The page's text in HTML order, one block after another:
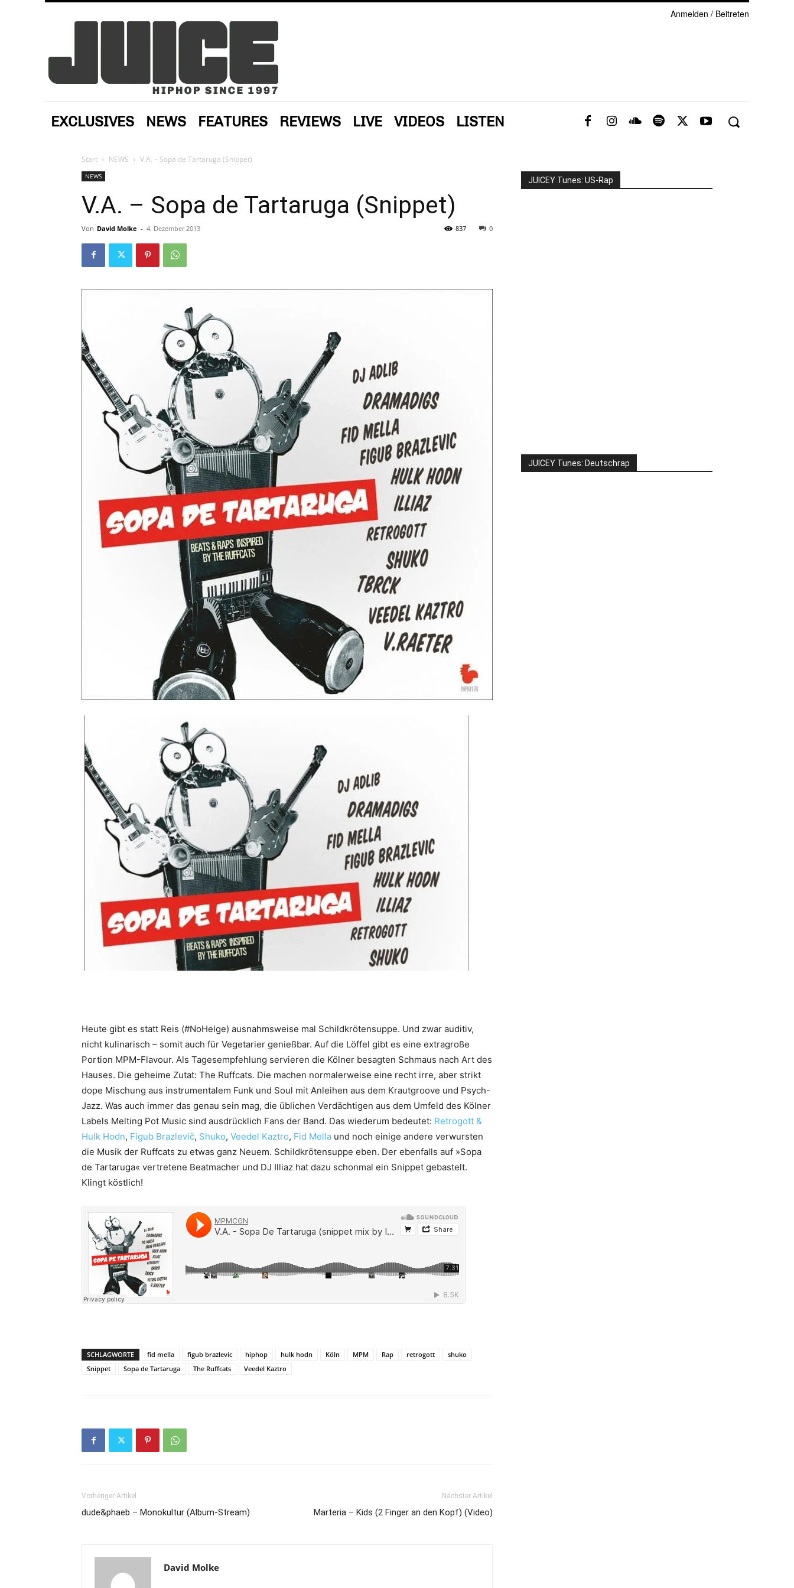
Anmelden / Beitreten
EXCLUSIVES NEWS FEATURES REVIEWS LIVE VIDEOS LISTEN
Start NEWS V.A. – Sopa de Tartaruga (Snippet)
NEWS
V.A. – Sopa de Tartaruga (Snippet)
Von David Molke - 4. Dezember 2013 0
837
Heute gibt es statt Reis (#NoHelge) ausnahmsweise mal Schildkrötensuppe. Und zwar auditiv,
nicht kulinarisch – somit auch für Vegetarier genießbar. Auf die Löffel gibt es eine extragroße
Portion MPM-Flavour. Als Tagesempfehlung servieren die Kölner besagten Schmaus nach Art des
Hauses. Die geheime Zutat: The Ruffcats. Die machen normalerweise eine recht irre, aber strikt
dope Mischung aus instrumentalem Funk und Soul mit Anleihen aus dem Krautgroove und Psych-
Jazz. Was auch immer das genau sein mag, die üblichen Verdächtigen aus dem Umfeld des Kölner
Labels Melting Pot Music sind ausdrücklich Fans der Band. Das wiederum bedeutet: Retrogott &
Hulk Hodn, Figub Brazlevič, Shuko, Veedel Kaztro, Fid Mella und noch einige andere verwursten
die Musik der Ruffcats zu etwas ganz Neuem. Schildkrötensuppe eben. Der ebenfalls auf »Sopa
de Tartaruga« vertretene Beatmacher und DJ Illiaz hat dazu schonmal ein Snippet gebastelt.
Klingt köstlich!
SCHLAGWORTE fid mella figub brazlevic hiphop hulk hodn Köln MPM Rap retrogott
shuko
Snippet
Sopa de Tartaruga The Ruffcats Veedel Kaztro
Vorheriger Artikel
dude&phaeb – Monokultur (Album-Stream)
Nächster Artikel
Marteria – Kids (2 Finger an den Kopf) (Video)
David Molke
JUICEY Tunes: US-Rap
JUICEY Tunes: Deutschrap